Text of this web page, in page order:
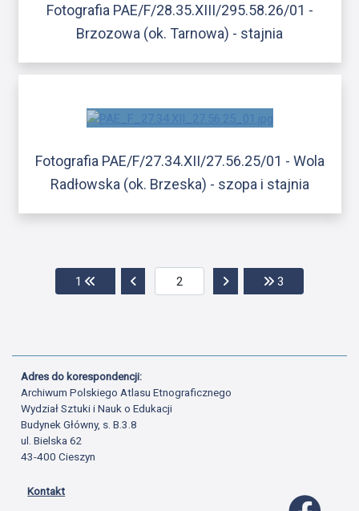
Fotografia PAE/F/28.35.XIII/295.58.26/01 -
Brzozowa (ok. Tarnowa) - stajnia
Fotografia PAE/F/27.34.XII/27.56.25/01 - Wola
Radłowska (ok. Brzeska) - szopa i stajnia
1 Przejdź do pierwszej strony
Przejdź do poprzedniej stronyPrzejdź do następnej
3
Adres do korespondencji:
Archiwum Polskiego Atlasu Etnograficznego
Wydział Sztuki i Nauk o Edukacji
Budynek Główny, s. B.3.8
ul. Bielska 62
43-400 Cieszyn
Kontakt